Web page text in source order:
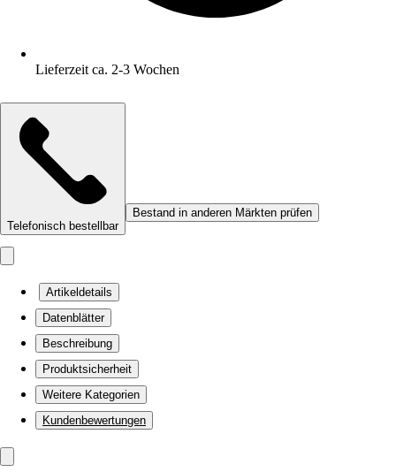
Lieferzeit ca. 2-3 Wochen
Telefonisch bestellbar
Bestand in anderen Märkten prüfen
Artikeldetails
Datenblätter
Beschreibung
Produktsicherheit
Weitere Kategorien
Kundenbewertungen